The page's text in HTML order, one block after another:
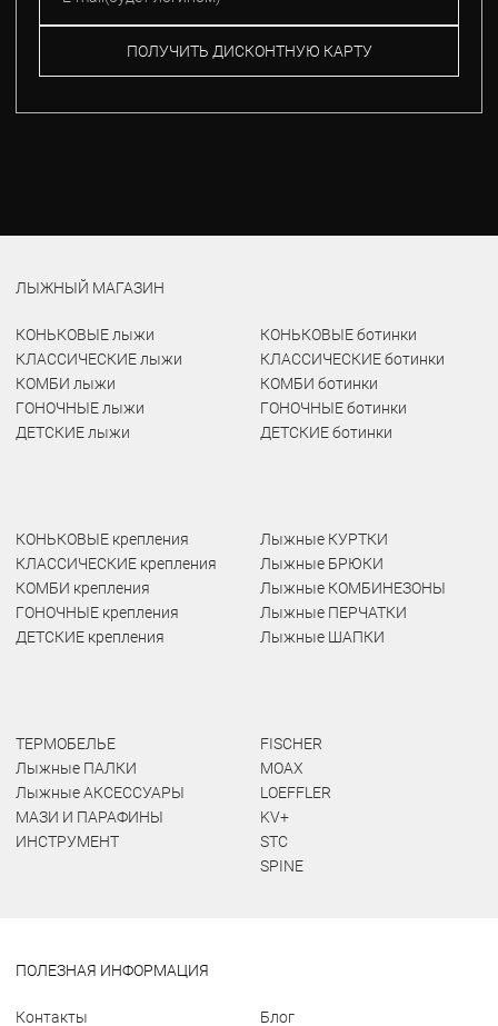
ПОЛУЧИТЬ ДИСКОНТНУЮ КАРТУ
ЛЫЖНЫЙ МАГАЗИН
КОНЬКОВЫЕ лыжи
КЛАССИЧЕСКИЕ лыжи
КОМБИ лыжи
ГОНОЧНЫЕ лыжи
ДЕТСКИЕ лыжи
КОНЬКОВЫЕ ботинки
КЛАССИЧЕСКИЕ ботинки
КОМБИ ботинки
ГОНОЧНЫЕ ботинки
ДЕТСКИЕ ботинки
КОНЬКОВЫЕ крепления
КЛАССИЧЕСКИЕ крепления
КОМБИ крепления
ГОНОЧНЫЕ крепления
ДЕТСКИЕ крепления
Лыжные КУРТКИ
Лыжные БРЮКИ
Лыжные КОМБИНЕЗОНЫ
Лыжные ПЕРЧАТКИ
Лыжные ШАПКИ
ТЕРМОБЕЛЬЕ
Лыжные ПАЛКИ
Лыжные АКСЕССУАРЫ
МАЗИ И ПАРАФИНЫ
ИНСТРУМЕНТ
FISCHER
MOAX
LOEFFLER
KV+
STC
SPINE
ПОЛЕЗНАЯ ИНФОРМАЦИЯ
Контакты
Блог